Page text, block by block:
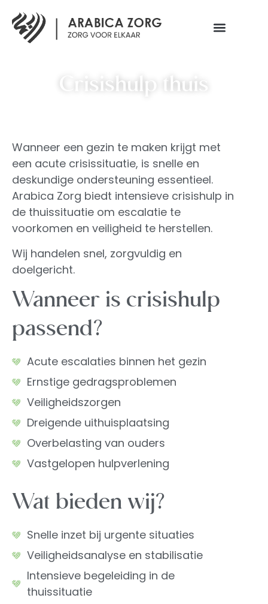
Crisishulp thuis
Wanneer een gezin te maken krijgt met
een acute crisissituatie, is snelle en
deskundige ondersteuning essentieel.
Arabica Zorg biedt intensieve crisishulp in
de thuissituatie om escalatie te
voorkomen en veiligheid te herstellen.
Wij handelen snel, zorgvuldig en
doelgericht.
Wanneer is crisishulp
passend?
Acute escalaties binnen het gezin
Ernstige gedragsproblemen
Veiligheidszorgen
Dreigende uithuisplaatsing
Overbelasting van ouders
Vastgelopen hulpverlening
Wat bieden wij?
Snelle inzet bij urgente situaties
Veiligheidsanalyse en stabilisatie
Intensieve begeleiding in de
thuissituatie